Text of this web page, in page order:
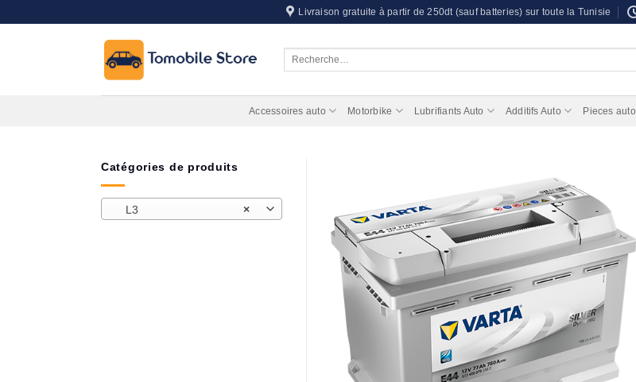
au
Livraison gratuite à partir de 250dt (sauf batteries) sur toute la Tunisie
Accessoires auto Motorbike Lubrifiants Auto Additifs Auto Pieces auto
Catégories de produits
×
L3